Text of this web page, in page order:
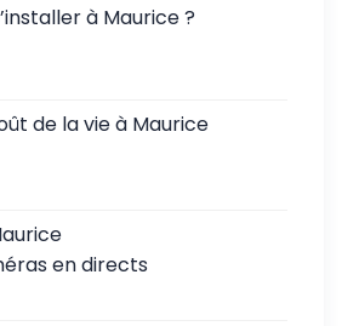
à Maurice ?
de la vie à Maurice
en directs